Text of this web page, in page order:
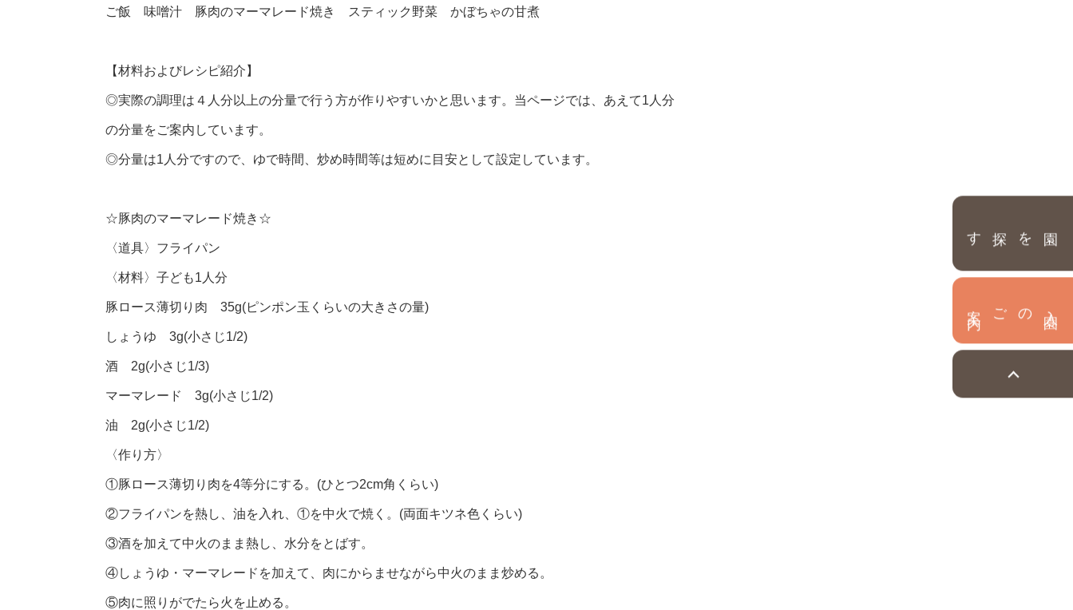
園を探す
ご飯 味噌汁 豚肉のマーマレード焼き スティック野菜 かぼちゃの甘煮
【材料およびレシピ紹介】
◎実際の調理は４人分以上の分量で行う方が作りやすいかと思います。当ページでは、あえて1人分
の分量をご案内しています。
◎分量は1人分ですので、ゆで時間、炒め時間等は短めに目安として設定しています。
☆豚肉のマーマレード焼き☆
〈道具〉フライパン
〈材料〉子ども1人分
豚ロース薄切り肉 35g(ピンポン玉くらいの大きさの量)
しょうゆ 3g(小さじ1/2)
酒 2g(小さじ1/3)
マーマレード 3g(小さじ1/2)
油 2g(小さじ1/2)
〈作り方〉
①豚ロース薄切り肉を4等分にする。(ひとつ2cm角くらい)
②フライパンを熱し、油を入れ、①を中火で焼く。(両面キツネ色くらい)
③酒を加えて中火のまま熱し、水分をとばす。
④しょうゆ・マーマレードを加えて、肉にからませながら中火のまま炒める。
⑤肉に照りがでたら火を止める。